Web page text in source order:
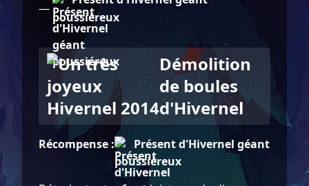
—
poussiéreux
Démolition
de boules
d'Hivernel
Récompense :
Présent d'Hivernel géant
poussiéreux